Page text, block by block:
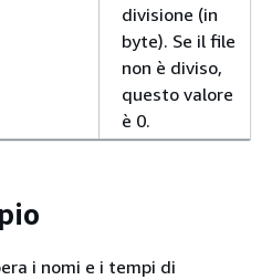
divisione (in
byte). Se il file
non è diviso,
questo valore
è 0.
i nomi e i tempi di